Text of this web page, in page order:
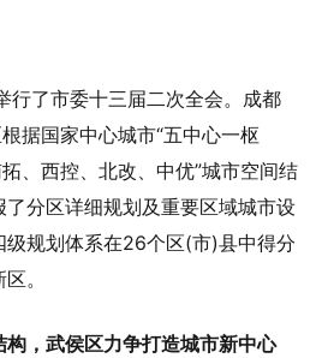
行了市委十三届二次全会。成都
据国家中心城市“五中心一枢
、西控、北改、中优”城市空间结
分区详细规划及重要区域城市设
规划体系在26个区(市)县中得分
。
，武侯区力争打造城市新中心